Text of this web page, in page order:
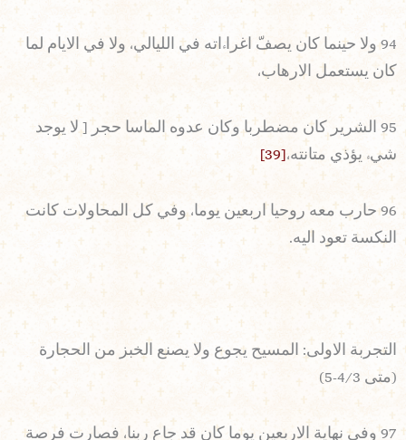
94 ولا حينما كان يصفّ اغراءاته في الليالي، ولا في الايام لما
كان يستعمل الارهاب،
95 الشرير كان مضطربا وكان عدوه الماسا حجر [ لا يوجد
شيء يؤذي متانته، [39]
96 حارب معه روحيا اربعين يوما، وفي كل المحاولات كانت
النكسة تعود اليه.
التجربة الاولى: المسيح يجوع ولا يصنع الخبز من الحجارة
(متى 4/3-5)
97 وفي نهاية الاربعين يوما كان قد جاع ربنا، فصارت فرصة